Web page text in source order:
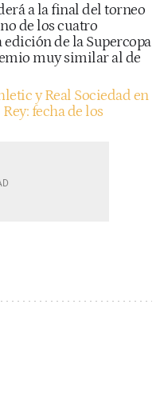
a la final del torneo
de los cuatro
de la Supercopa
muy similar al de
y Real Sociedad en
fecha de los